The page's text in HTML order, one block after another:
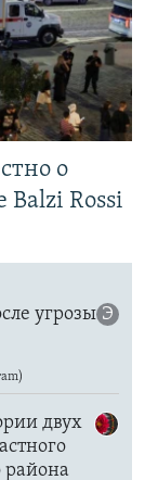
о
Balzi Rossi